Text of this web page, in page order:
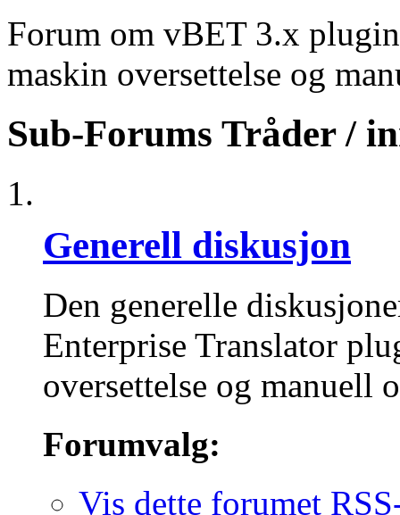
Forum om vBET 3.x
maskin oversettelse og
Sub-Forums Tråder /
Generell diskusjon
Den generelle
Enterprise Translator
oversettelse og manuell
Forumvalg:
Vis dette forumet